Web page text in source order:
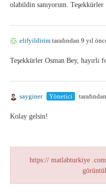
olabildin sanıyorum. Teşekkürler
elifyildirim tarafından 9 yıl
Teşekkürler Osman Bey, hayırlı
sayginer Yönetici
Kolay gelsin!
https:// matlabturkiye